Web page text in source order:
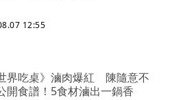
12:55
界吃桌》滷肉爆紅 陳隨意不
開食譜！5食材滷出一鍋香